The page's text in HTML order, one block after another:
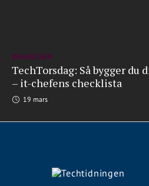
BRANSCHEN
TechTorsdag: Så bygger
– it-chefens checklista
19 mars